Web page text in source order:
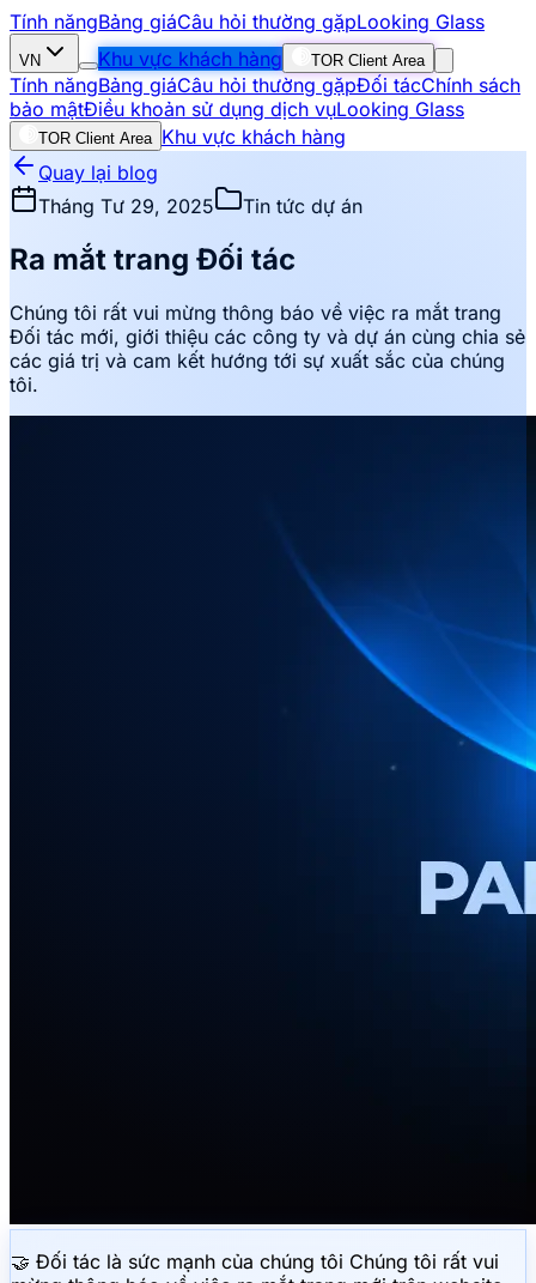
Tính năngBảng giáCâu hỏi thường gặpLooking Glass
VN Khu vực khách hàng TOR Client Area
Tính năngBảng giáCâu hỏi thường gặpĐối tácChính sách
bảo mậtĐiều khoản sử dụng dịch vụLooking Glass
TOR Client Area Khu vực khách hàng
Quay lại blog
Tháng Tư 29, 2025
Tin tức dự án
Ra mắt trang Đối tác
Chúng tôi rất vui mừng thông báo về việc ra mắt trang
Đối tác mới, giới thiệu các công ty và dự án cùng chia sẻ
các giá trị và cam kết hướng tới sự xuất sắc của chúng
tôi.
🤝 Đối tác là sức mạnh của chúng tôi Chúng tôi rất vui